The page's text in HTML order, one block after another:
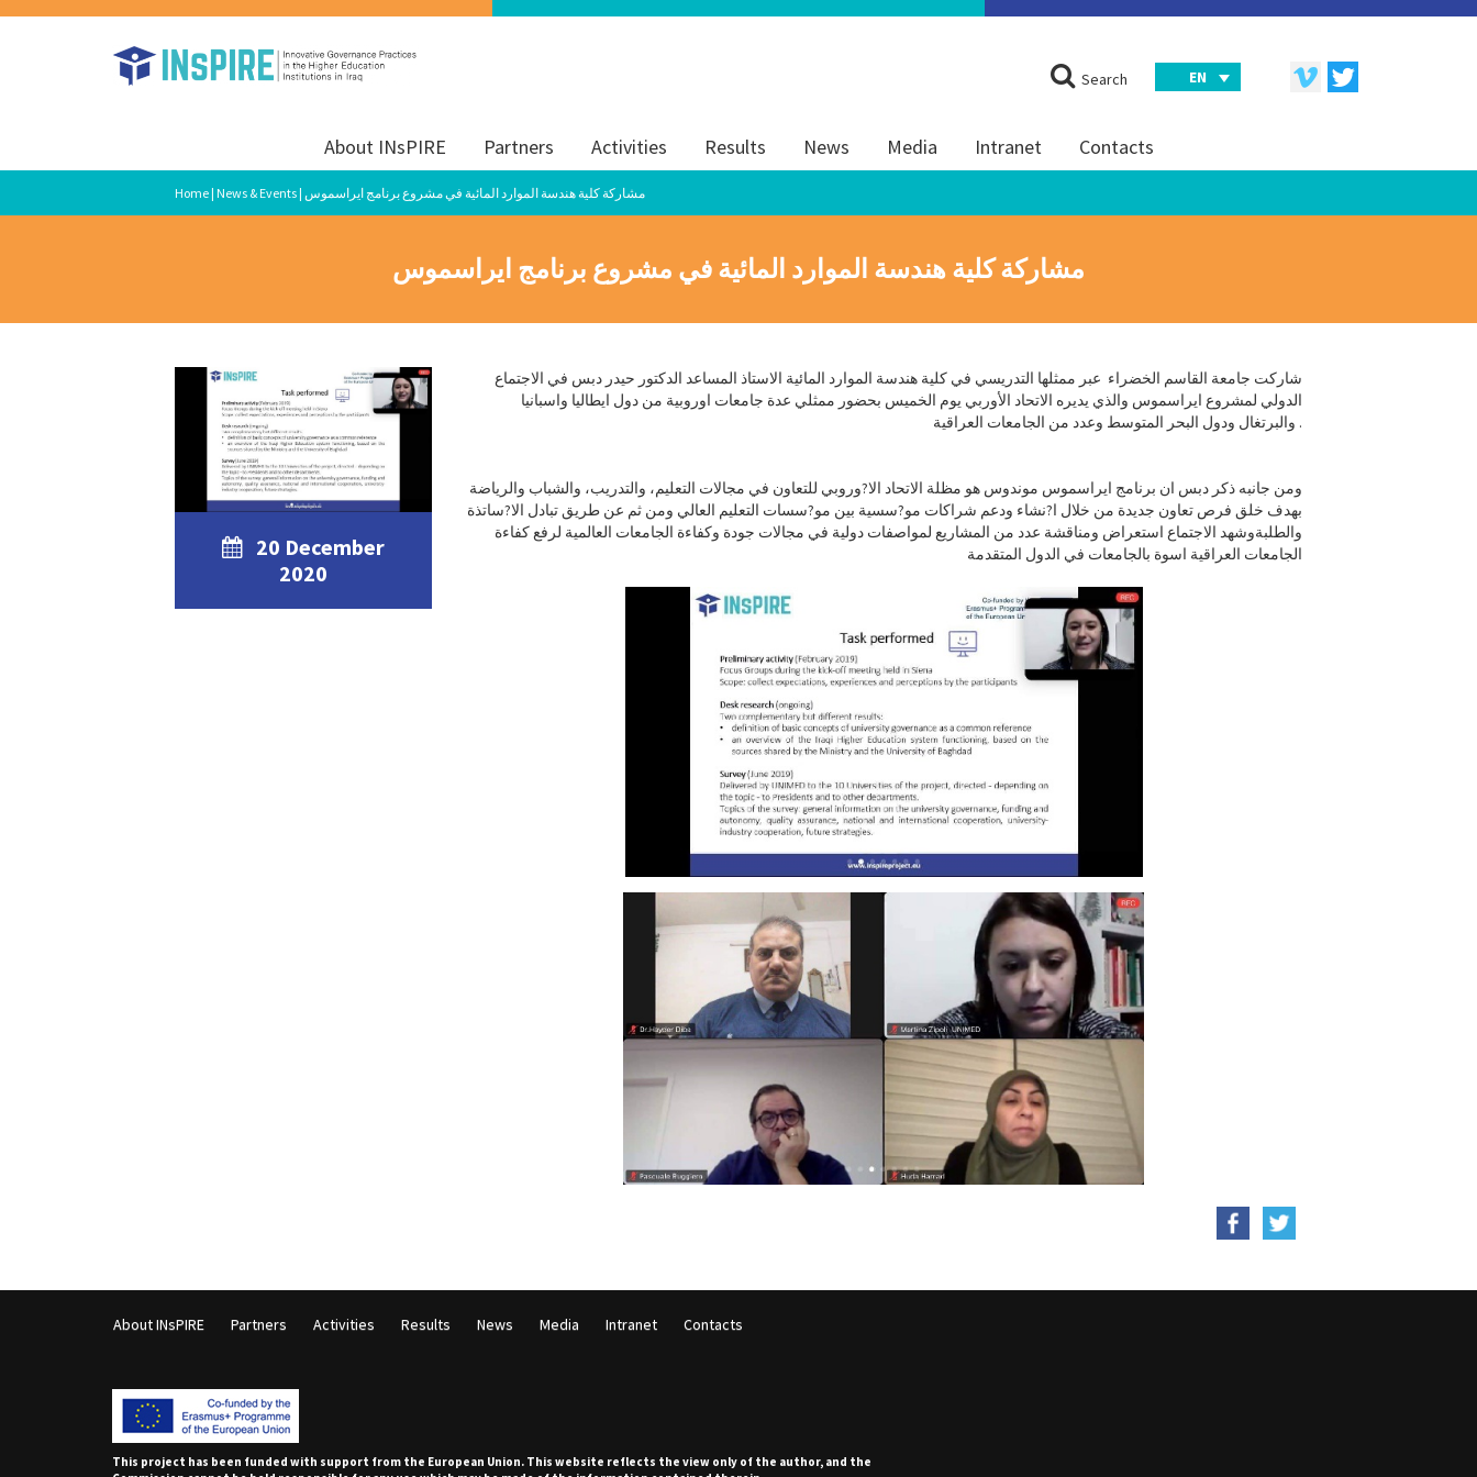
Search EN
About INsPIRE Partners Activities Results News Media Intranet Contacts
Home| News & Events | مشاركة كلية هندسة الموارد المائية في مشروع برنامج ايراسموس
مشاركة كلية هندسة الموارد المائية في مشروع برنامج ايراسموس
20 December
2020
شاركت جامعة القاسم الخضراء عبر ممثلها التدريسي في كلية هندسة الموارد المائية الاستاذ المساعد الدكتور حيدر دبس في الاجتماع
الدولي لمشروع ايراسموس والذي يديره الاتحاد الأوربي يوم الخميس بحضور ممثلي عدة جامعات اوروبية من دول ايطاليا واسبانيا
والبرتغال ودول البحر المتوسط وعدد من الجامعات العراقية .
ومن جانبه ذكر دبس ان برنامج ايراسموس موندوس هو مظلة الاتحاد الا?وروبي للتعاون في مجالات التعليم، والتدريب، والشباب والرياضة
بهدف خلق فرص تعاون جديدة من خلال ا?نشاء ودعم شراكات مو?سسية بين مو?سسات التعليم العالي ومن ثم عن طريق تبادل الا?ساتذة
والطلبةوشهد الاجتماع استعراض ومناقشة عدد من المشاريع لمواصفات دولية في مجالات جودة وكفاءة الجامعات العالمية لرفع كفاءة
الجامعات العراقية اسوة بالجامعات في الدول المتقدمة
About INsPIRE Partners Activities Results News Media Intranet Contacts
This project has been funded with support from the European Union. This website reflects the view only of the author, and the